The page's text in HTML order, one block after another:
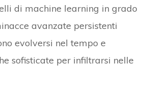
di machine learning in grado
avanzate persistenti
evolversi nel tempo e
sofisticate per infiltrarsi nelle